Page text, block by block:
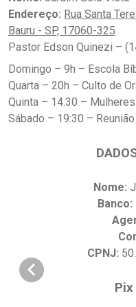
Endereço: Rua Santa
Bauru - SP, 17060-325
Pastor Edson Quinezi –
Domingo – 9h – Escola
Quarta – 20h – Culto de
Quinta – 14:30 –
Sábado – 19:30 –
Nome:
Banco:
CPNJ:
Pix